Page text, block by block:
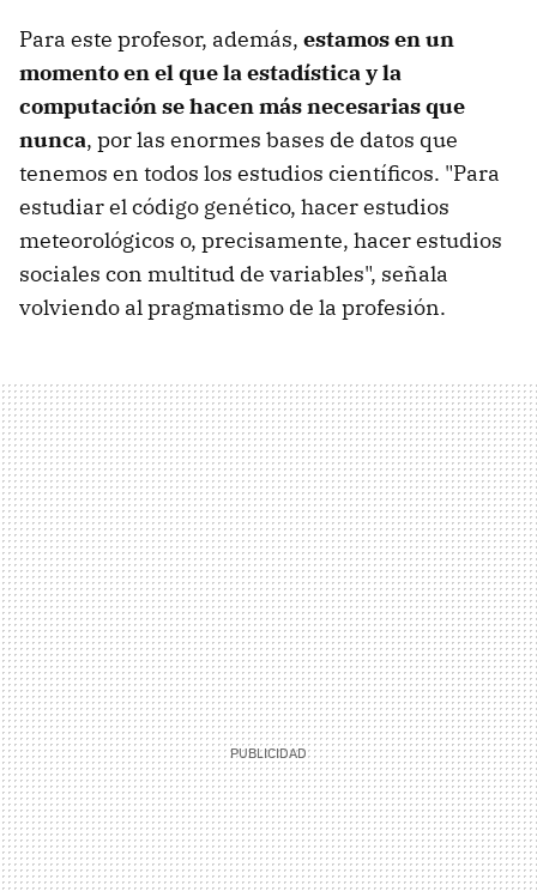
Para este profesor, además, estamos en un
momento en el que la estadística y la
computación se hacen más necesarias que
nunca, por las enormes bases de datos que
tenemos en todos los estudios científicos. "Para
estudiar el código genético, hacer estudios
meteorológicos o, precisamente, hacer estudios
sociales con multitud de variables", señala
volviendo al pragmatismo de la profesión.